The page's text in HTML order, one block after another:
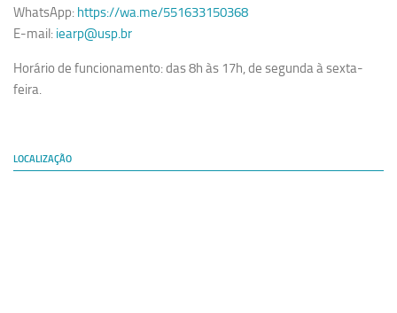
WhatsApp: https://wa.me/551633150368
E-mail: iearp@usp.br
Horário de funcionamento: das 8h às 17h, de segunda à sexta-
feira.
LOCALIZAÇÃO